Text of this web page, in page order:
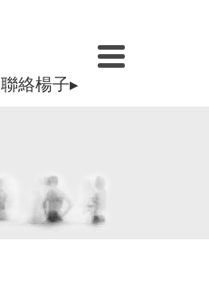
聯絡楊子▸